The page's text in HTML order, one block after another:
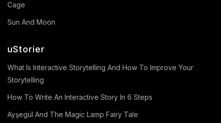
Cage
Sun And Moon
uStorier
What Is Interactive Storytelling And How To Improve Your
Storytelling
How To Write An Interactive Story In 6 Steps
Ayşegül And The Magic Lamp Fairy Tale